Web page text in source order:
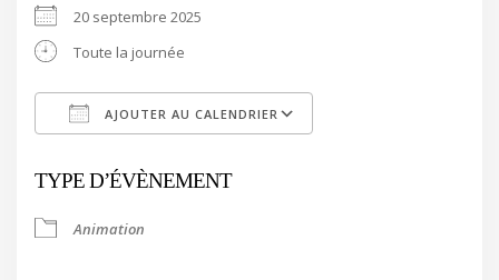
20 septembre 2025
Toute la journée
AJOUTER AU CALENDRIER
TYPE D’ÉVÈNEMENT
Animation